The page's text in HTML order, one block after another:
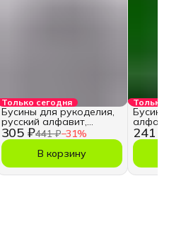
Только сегодня
305 ₽441 ₽−31%
Бусины для рукоделия,
русский алфавит,
кубики
В корзину
Только
241 ₽